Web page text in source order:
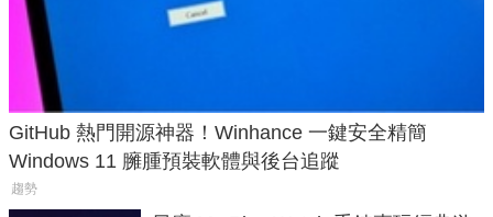
GitHub 熱門開源神器！Winhance 一鍵安全精簡
Windows 11 臃腫預裝軟體與後台追蹤
趨勢